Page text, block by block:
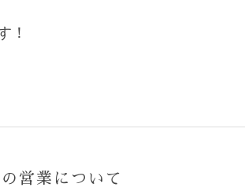
！
営業について